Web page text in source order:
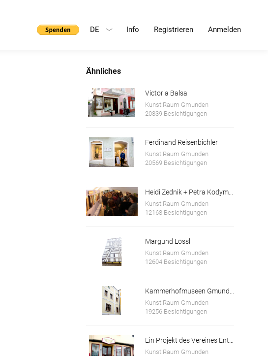
Info Registrieren Anmelden
DE
Ähnliches
Victoria Balsa
Kunst:Raum Gmunden
20839 Besichtigungen
Ferdinand Reisenbichler
Kunst:Raum Gmunden
20569 Besichtigungen
Kunst:Raum Gmunden
12168 Besichtigungen
Margund Lössl
Kunst:Raum Gmunden
12604 Besichtigungen
Kunst:Raum Gmunden
19256 Besichtigungen
Kunst:Raum Gmunden